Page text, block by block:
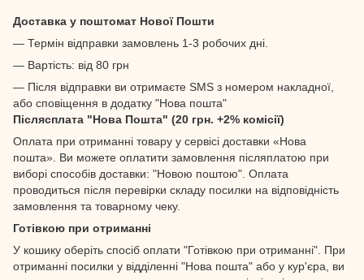
Доставка у поштомат Нової Пошти
— Термін відправки замовлень 1-3 робочих дні.
— Вартість: від 80 грн
— Після відправки ви отримаєте SMS з номером накладної,
або сповіщення в додатку "Нова пошта"
Післясплата "Нова Пошта" (20 грн. +2% комісії)
Оплата при отриманні товару у сервісі доставки «Нова
пошта». Ви можете оплатити замовлення післяплатою при
виборі способів доставки: "Новою поштою". Оплата
проводиться після перевірки складу посилки на відповідність
замовлення та товарному чеку.
Готівкою при отриманні
У кошику оберіть спосіб оплати "Готівкою при отриманні". При
отриманні посилки у відділенні "Нова пошта" або у кур'єра, ви